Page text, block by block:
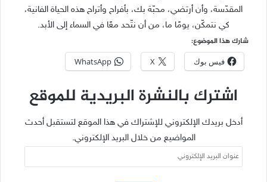
المقدّسة، وأن أرتضي، محبّة بك، بأفراح وأتراح هذه الحياة الفانية،
كي نتمكّن، يومًا ما، من أن نتّحد معًا في السماء إلى الأبد.
شارك هذا الموضوع:
فيس بوك X
WhatsApp
اشترك بالنشرة البريدية للموقع
أدخل بريدك الإلكتروني للإشتراك في هذا الموقع لتستقبل أحدث
المواضيع من خلال البريد الإلكتروني.
عنوان
البريد